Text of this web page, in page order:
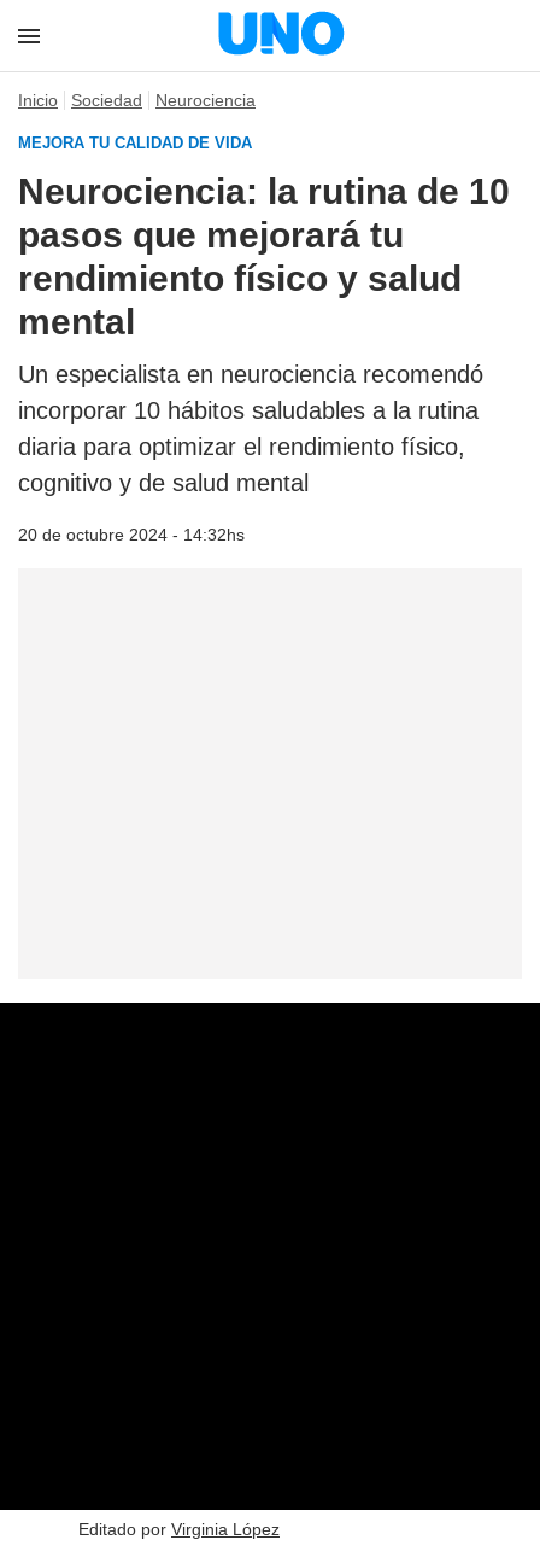
Inicio Sociedad Neurociencia
MEJORA TU CALIDAD DE VIDA
Neurociencia: la rutina de 10
pasos que mejorará tu
rendimiento físico y salud
mental
Un especialista en neurociencia recomendó
incorporar 10 hábitos saludables a la rutina
diaria para optimizar el rendimiento físico,
cognitivo y de salud mental
20 de octubre 2024 - 14:32hs
Editado por Virginia López